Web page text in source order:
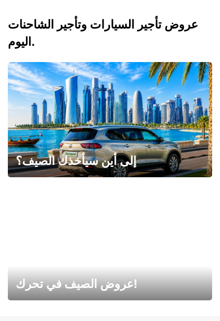
عروض تأجير السيارات وتأجير الشاحنات
اليوم.
إلى أين سيأخذك الصيف؟
عروض الصيف في تحرك!